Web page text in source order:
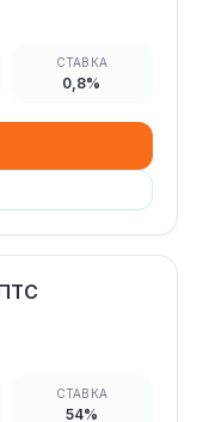
СТАВКА
0,8%
СТАВКА
54%